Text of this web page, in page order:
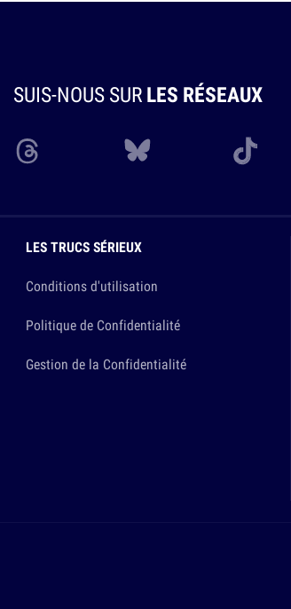
SUIS-NOUS SURLES RÉSEAUX
LES TRUCS SÉRIEUX
Conditions d'utilisation
Politique de Confidentialité
Gestion de la Confidentialité